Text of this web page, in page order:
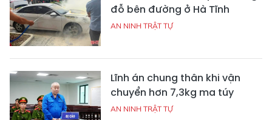
đỗ bên đường ở Hà Tĩnh
AN NINH TRẬT TỰ
Lĩnh án chung thân khi vận
chuyển hơn 7,3kg ma túy
AN NINH TRẬT TỰ